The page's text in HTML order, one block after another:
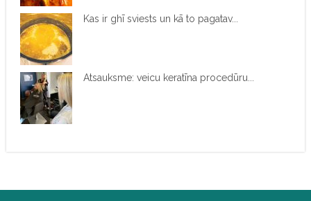
Kas ir ghī sviests un kā to pagatav...
Atsauksme: veicu keratīna procedūru...